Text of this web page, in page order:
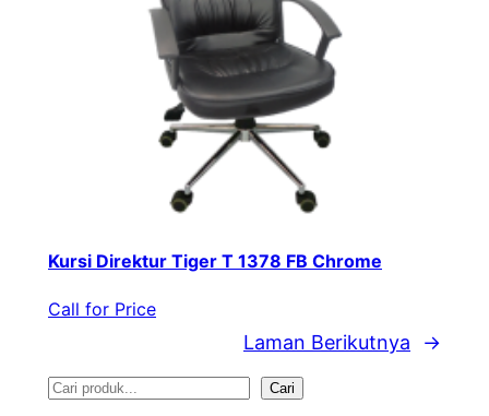
Kursi Direktur Tiger T 1378 FB Chrome
Call for Price
Laman Berikutnya →
S
Cari